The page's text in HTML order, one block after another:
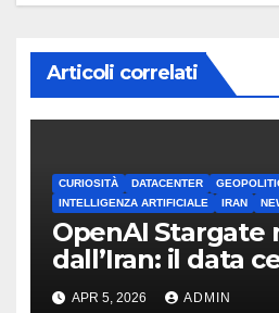
Articoli correlati
CURIOSITÀ DATACENTER
INTELLIGENZA ARTIFICIALE
IRAN
OpenAI Stargate
dall’Iran: il data
mirino
APR 5, 2026 ADMIN